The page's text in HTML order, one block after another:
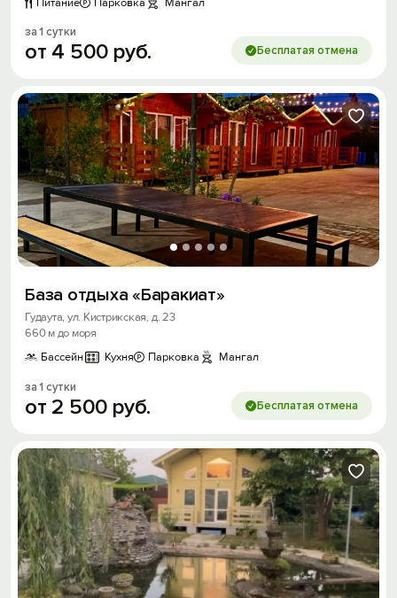
за 1 сутки
от 4 500 руб. Бесплатая отмена
База отдыха «Баракиат»
Гудаута, ул. Кистрикская, д. 23
660 м до моря
Бассейн
Кухня Парковка Мангал
за 1 сутки
от 2 500 руб. Бесплатая отмена